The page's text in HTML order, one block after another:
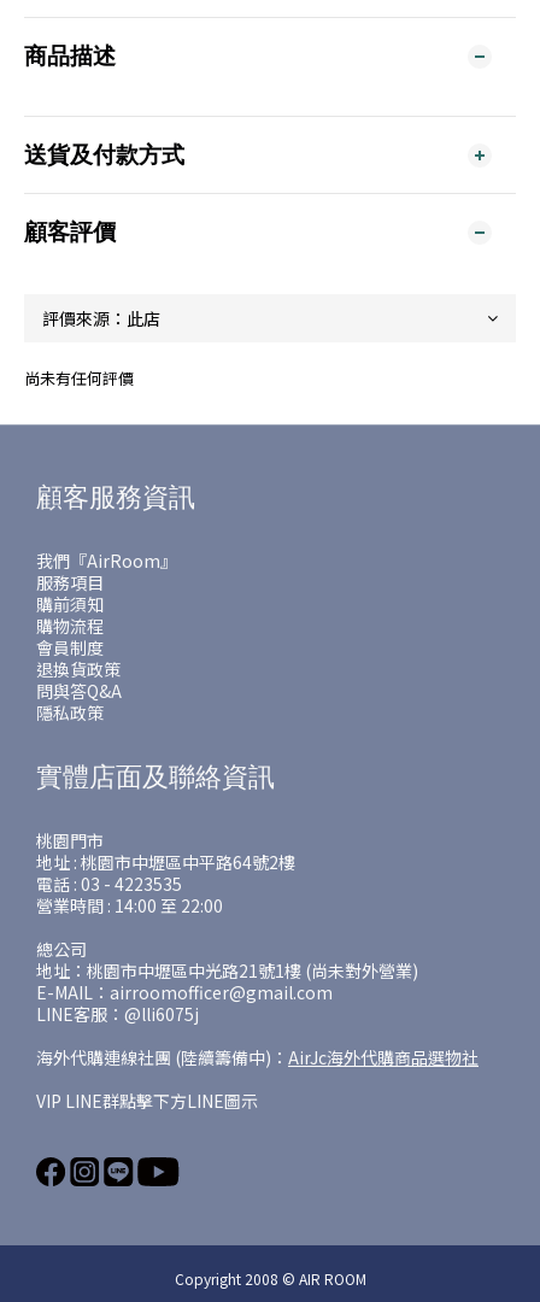
商品描述
送貨及付款方式
顧客評價
尚未有任何評價
顧客服務資訊
我們『AirRoom』
服務項目
購前須知
購物流程
會員制度
退換貨政策
問與答Q&A
隱私政策
實體店面及聯絡資訊
桃園門市
地址 : 桃園市中壢區中平路64號2樓
電話 : 03 - 4223535
營業時間 : 14:00 至 22:00
總公司
地址：桃園市中壢區中光路21號1樓 (尚未對外營業)
E-MAIL：airroomofficer@gmail.com
LINE客服：@lli6075j
海外代購連線社團 (陸續籌備中)： AirJc海外代購商品選物社
VIP LINE群點擊下方LINE圖示
Copyright 2008 © AIR ROOM